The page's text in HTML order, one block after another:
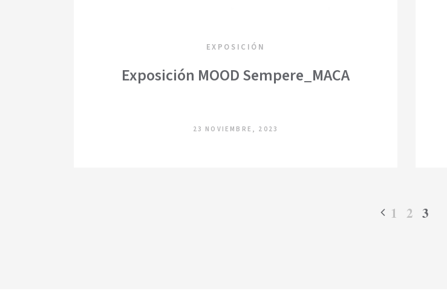
EXPOSICIÓN
Exposición MOOD Sempere_MACA
23 NOVIEMBRE, 2023
1 2 3